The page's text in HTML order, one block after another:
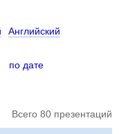
Английский
по дате
Всего 80 презентаций